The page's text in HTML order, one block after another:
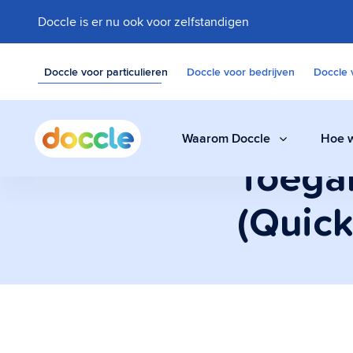
Doccle is er nu ook voor zelfstandigen
Doccle voor particulieren Doccle voor bedrijven Doccle
Waarom Doccle
Digitale kluis
Hoe